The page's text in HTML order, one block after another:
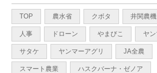
TOP 農水省 クボタ 井関農機
人事 ドローン やまびこ ヤ
サタケ ヤンマーアグリ JA全農
スマート農業 ハスクバーナ・ゼノア